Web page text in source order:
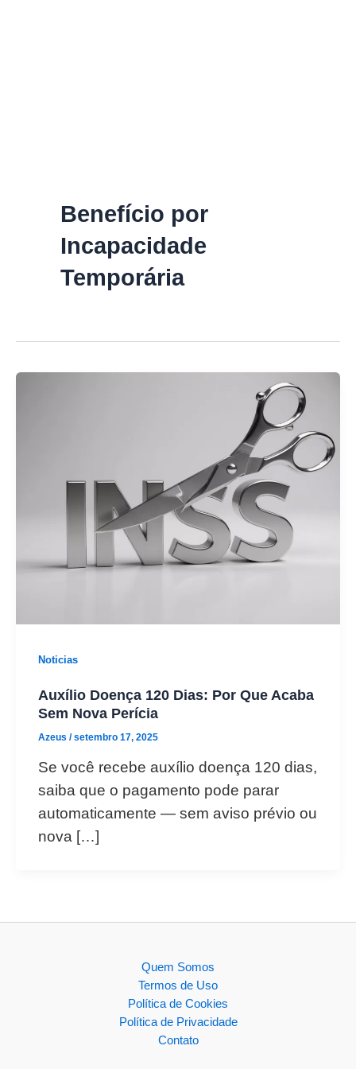
Benefício por
Incapacidade
Temporária
Noticias
Auxílio Doença 120 Dias: Por Que Acaba
Sem Nova Perícia
Azeus /setembro 17, 2025
Se você recebe auxílio doença 120 dias,
saiba que o pagamento pode parar
automaticamente — sem aviso prévio ou
nova […]
Quem Somos
Termos de Uso
Política de Cookies
Política de Privacidade
Contato